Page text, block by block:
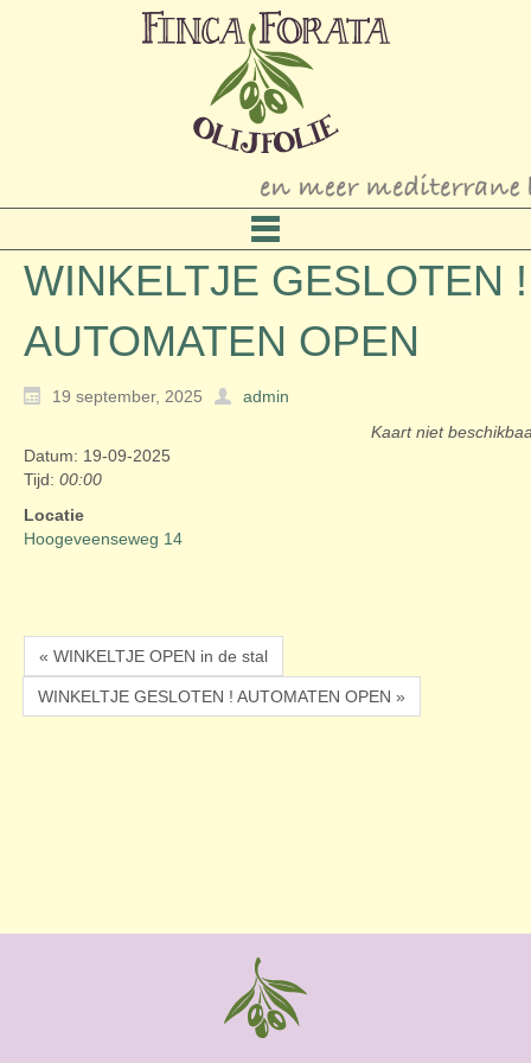
WINKELTJE GESLOTEN !
AUTOMATEN OPEN
19 september, 2025
admin
Kaart niet
Datum: 19-09-2025
Tijd: 00:00
Locatie
Hoogeveenseweg 14
« WINKELTJE OPEN in de stal
WINKELTJE GESLOTEN ! AUTOMATEN OPEN »